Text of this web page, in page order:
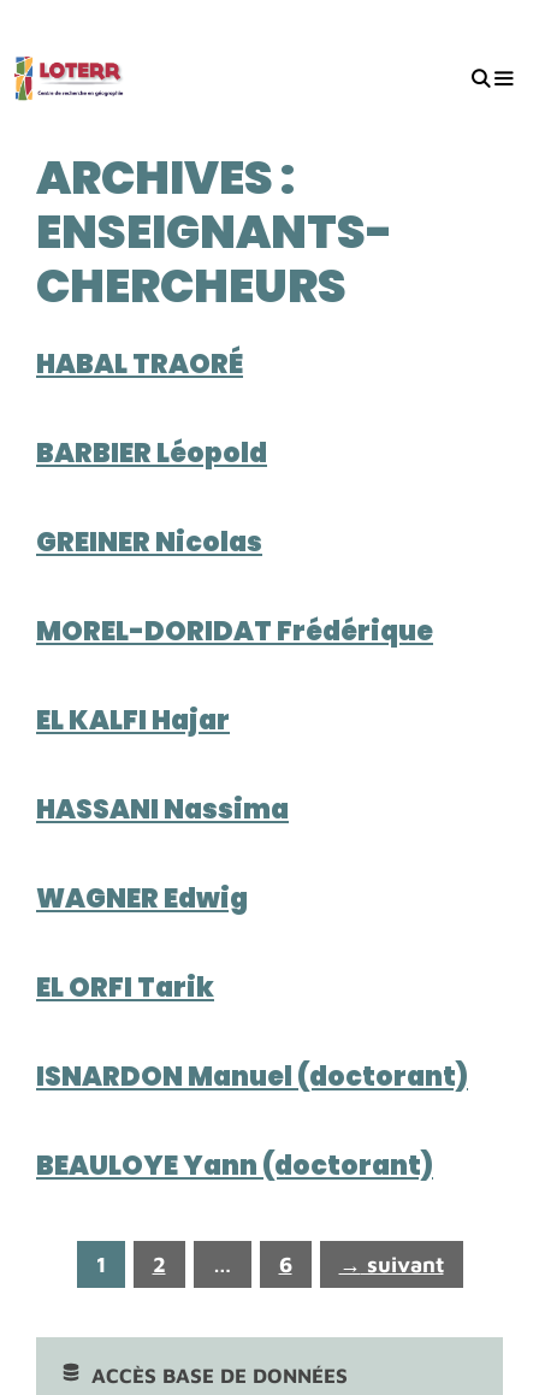
Aller
au
ARCHIVES :
ENSEIGNANTS-
CHERCHEURS
HABAL TRAORÉ
BARBIER Léopold
GREINER Nicolas
MOREL-DORIDAT Frédérique
EL KALFI Hajar
HASSANI Nassima
WAGNER Edwig
EL ORFI Tarik
ISNARDON Manuel (doctorant)
BEAULOYE Yann (doctorant)
Page
1 Page
2 … Page
6 → suivant
ACCÈS BASE DE DONNÉES